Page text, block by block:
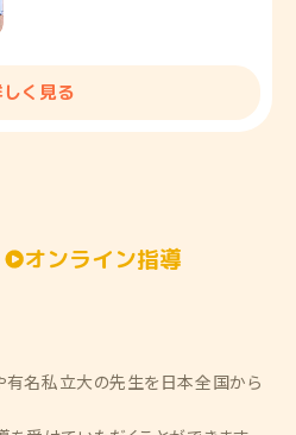
く見る
オンライン指導
有名私立大の先生を日本全国から